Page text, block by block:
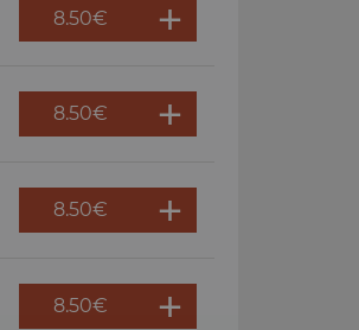
8.50€
8.50€
8.50€
8.50€